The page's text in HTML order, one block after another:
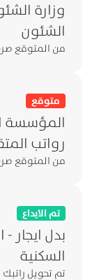
وزارة
الشئون
من المتوقع
متوقع
المؤسسة
رواتب
من المتوقع
تم الايداع
بدل ايجار
السكنية
تم تحويل